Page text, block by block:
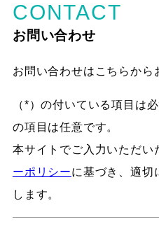
CONTACT
​お問い合わせ
お問い合わせはこちらから
（*）の付いている項目は
の項目は任意です。
本サイトでご入力いただい
ーポリシーに基づき、適切
します。